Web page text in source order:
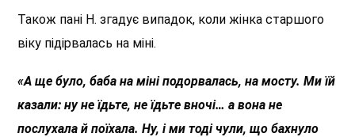
Також пані Н. згадує випадок, коли жінка старшого
віку підірвалась на міні.
«А ще було, баба на міні подорвалась, на мосту. Ми їй
казали: ну не їдьте, не їдьте вночі… а вона не
послухала й поїхала. Ну, і ми тоді чули, що бахнуло